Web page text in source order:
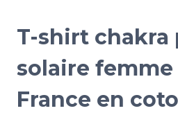
T-shirt chakra
solaire
France en